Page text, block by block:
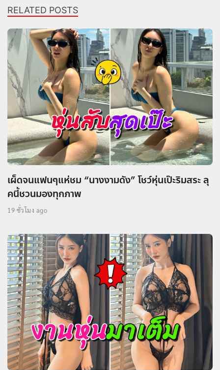
RELATED POSTS
เผ็ดจนแฟนๆแห่ชม “นางงามดัง” โชว์หุ่นเป๊ะริมสระ ลุ
คนี้ชวนมองทุกภาพ
19 ชั่วโมง ago